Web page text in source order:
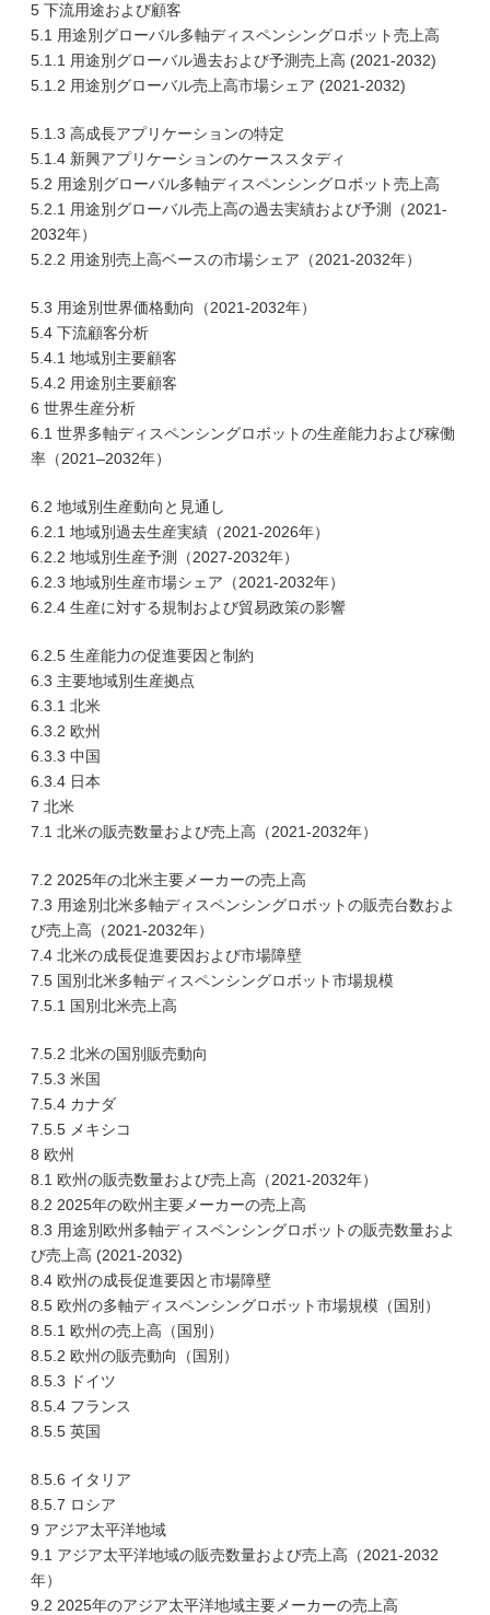
5 下流用途および顧客
5.1 用途別グローバル多軸ディスペンシングロボット売上高
5.1.1 用途別グローバル過去および予測売上高 (2021-2032)
5.1.2 用途別グローバル売上高市場シェア (2021-2032)
5.1.3 高成長アプリケーションの特定
5.1.4 新興アプリケーションのケーススタディ
5.2 用途別グローバル多軸ディスペンシングロボット売上高
5.2.1 用途別グローバル売上高の過去実績および予測（2021-
2032年）
5.2.2 用途別売上高ベースの市場シェア（2021-2032年）
5.3 用途別世界価格動向（2021-2032年）
5.4 下流顧客分析
5.4.1 地域別主要顧客
5.4.2 用途別主要顧客
6 世界生産分析
6.1 世界多軸ディスペンシングロボットの生産能力および稼働
率（2021–2032年）
6.2 地域別生産動向と見通し
6.2.1 地域別過去生産実績（2021-2026年）
6.2.2 地域別生産予測（2027-2032年）
6.2.3 地域別生産市場シェア（2021-2032年）
6.2.4 生産に対する規制および貿易政策の影響
6.2.5 生産能力の促進要因と制約
6.3 主要地域別生産拠点
6.3.1 北米
6.3.2 欧州
6.3.3 中国
6.3.4 日本
7 北米
7.1 北米の販売数量および売上高（2021-2032年）
7.2 2025年の北米主要メーカーの売上高
7.3 用途別北米多軸ディスペンシングロボットの販売台数およ
び売上高（2021-2032年）
7.4 北米の成長促進要因および市場障壁
7.5 国別北米多軸ディスペンシングロボット市場規模
7.5.1 国別北米売上高
7.5.2 北米の国別販売動向
7.5.3 米国
7.5.4 カナダ
7.5.5 メキシコ
8 欧州
8.1 欧州の販売数量および売上高（2021-2032年）
8.2 2025年の欧州主要メーカーの売上高
8.3 用途別欧州多軸ディスペンシングロボットの販売数量およ
び売上高 (2021-2032)
8.4 欧州の成長促進要因と市場障壁
8.5 欧州の多軸ディスペンシングロボット市場規模（国別）
8.5.1 欧州の売上高（国別）
8.5.2 欧州の販売動向（国別）
8.5.3 ドイツ
8.5.4 フランス
8.5.5 英国
8.5.6 イタリア
8.5.7 ロシア
9 アジア太平洋地域
9.1 アジア太平洋地域の販売数量および売上高（2021-2032
年）
9.2 2025年のアジア太平洋地域主要メーカーの売上高